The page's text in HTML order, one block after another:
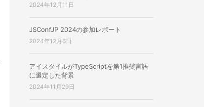
2024年12月11日
JSConfJP 2024の参加レポート
2024年12月6日
アイスタイルがTypeScriptを第1推奨言語
に選定した背景
2024年11月29日